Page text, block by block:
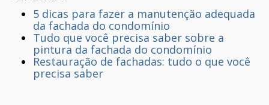
5 dicas para fazer a manutenção adequada
da fachada do condomínio
Tudo que você precisa saber sobre a
pintura da fachada do condomínio
Restauração de fachadas: tudo o que você
precisa saber